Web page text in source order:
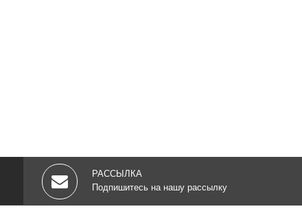
РАССЫЛКА
Подпишитесь на нашу рассылку